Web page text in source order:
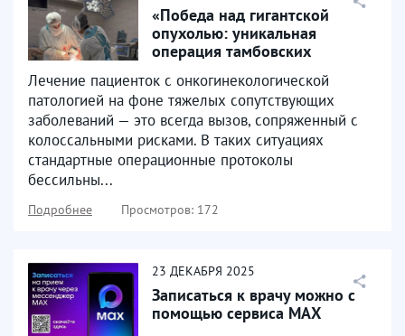
«Победа над гигантской
опухолью: уникальная
операция тамбовских
пациентке»...
Лечение пациенток с онкогинекологической
патологией на фоне тяжелых сопутствующих
заболеваний — это всегда вызов, сопряженный с
колоссальными рисками. В таких ситуациях
стандартные операционные протоколы
бессильны...
Подробнее Просмотров: 172
23 ДЕКАБРЯ 2025
Записаться к врачу можно с
помощью сервиса МАХ